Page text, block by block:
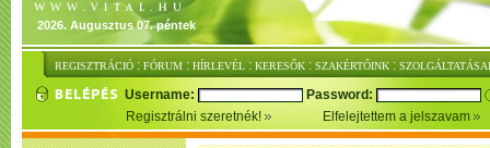
2026. Augusztus 07. péntek
REGISZTRÁCIÓ : FÓRUM : HÍRLEVÉL : KERESŐK : SZAKÉRTŐINK :
Username:
Password:
Regisztrálni szeretnék!
Elfelejtettem a jelszavam